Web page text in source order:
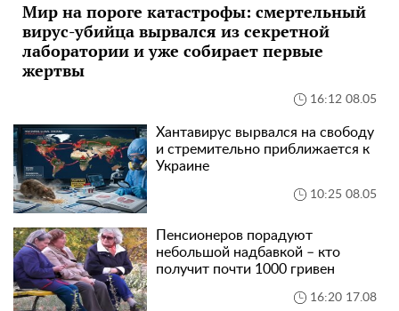
Мир на пороге катастрофы: смертельный
вирус-убийца вырвался из секретной
лаборатории и уже собирает первые
жертвы
16:12 08.05
Хантавирус вырвался на свободу
и стремительно приближается к
Украине
10:25 08.05
Пенсионеров порадуют
небольшой надбавкой – кто
получит почти 1000 гривен
16:20 17.08